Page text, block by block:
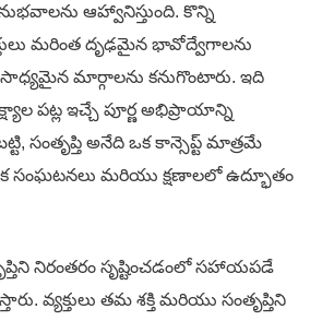
ఆహ్వానిస్తుంది. కొన్ని
మరింత దృఢమైన భావోద్వేగాలను
మార్గాలను కనుగొంటారు. ఇది
పట్ల ఇచ్చే పూర్ణ అభిప్రాయాన్ని
సంతృప్తి అనేది ఒక కాన్సెప్ట్ మాత్రమే
సంఘటనలు మరియు క్షణాలలో ఉద్భూతం
నిరంతరం సృష్టించడంలో సహాయపడే
వ్యక్తులు తమ శక్తి మరియు సంతృప్తిని